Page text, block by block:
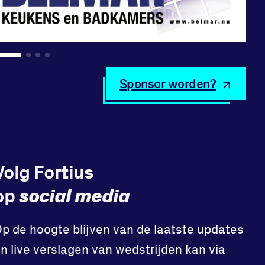
Sponsor worden?
Fortius
social media
de hoogte blijven van de laatste updates
live verslagen van wedstrijden kan via